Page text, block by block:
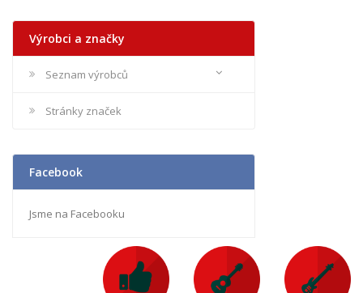
Výrobci a značky
Seznam výrobců
Stránky značek
Facebook
Jsme na Facebooku